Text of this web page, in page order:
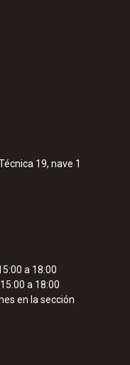
19, nave 1
a 18:00
a 18:00
en la sección